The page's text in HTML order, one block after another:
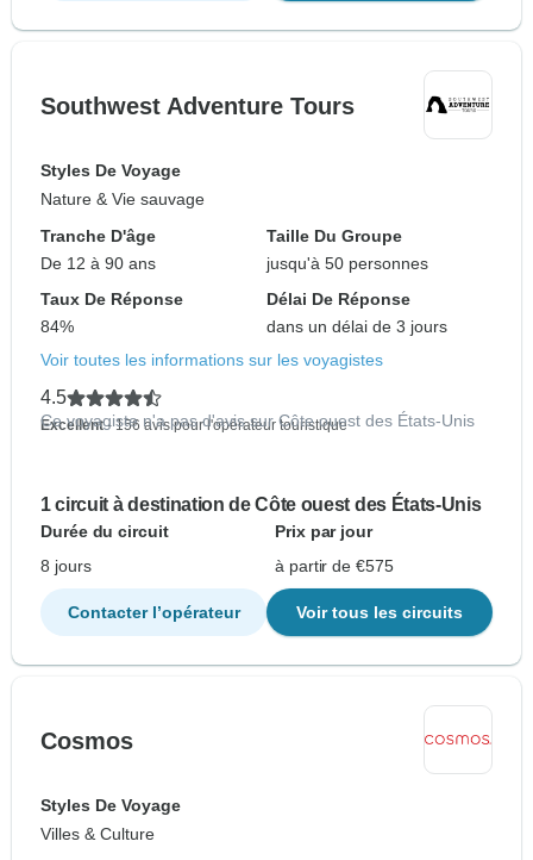
Southwest Adventure Tours
Styles De Voyage
Nature & Vie sauvage
Tranche D'âge
De 12 à 90 ans
Taille Du Groupe
jusqu'à 50 personnes
Taux De Réponse
84%
Délai De Réponse
dans un délai de 3 jours
Voir toutes les informations sur les voyagistes
4.5
Excellent- 156 avis pour l'opérateur touristique
Ce voyagiste n'a pas d'avis sur Côte ouest des États-Unis
1 circuit à destination de Côte ouest des États-Unis
Durée du circuit
Prix par jour
8 jours
à partir de €575
Contacter l’opérateur Voir tous les circuits
Cosmos
Styles De Voyage
Villes & Culture